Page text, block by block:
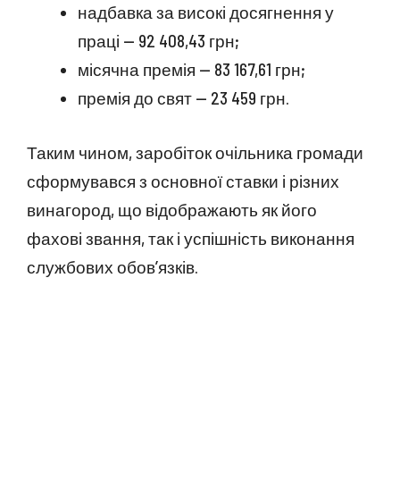
надбавка за високі досягнення у
праці — 92 408,43 грн;
місячна премія — 83 167,61 грн;
премія до свят — 23 459 грн.
Таким чином, заробіток очільника громади
сформувався з основної ставки і різних
винагород, що відображають як його
фахові звання, так і успішність виконання
службових обов’язків.